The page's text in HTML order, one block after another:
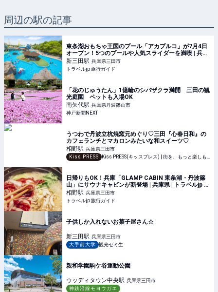
周辺の駅の記事
東条湖おもちゃ王国のプール「アカプルコ」が7月4日
オープン！5つのプールや人気スライダーを満喫 | 兵庫
県 | トラベルjp 旅行ガイド
新三田駅 兵庫県三田市
トラベルjp 旅行ガイド
「花のじゅうたん」1億輪のシバザクラ満開 三田の観
光庭園 ペットも入場OK
南矢代駅 兵庫県丹波篠山市
神戸新聞NEXT
うつわで丹波立杭焼窯元めぐり♡三田『心春日和』の
カフェランチとマカロンみたいな和スイーツ♡
相野駅 兵庫県三田市
Kiss PRESS
日帰りもOK！兵庫「GLAMP CABIN 東条湖・丹波篠
山」にサウナキャビンが新登場 | 兵庫県 | トラベルjp 旅
行ガイド
相野駅 兵庫県三田市
トラベルjp 旅行ガイド
子供しか入れないお菓子屋さん☆
新三田駅 兵庫県三田市
大手前大学
観光ゼミ生
親和学園駒ケ谷運動公園
ウッディタウン中央駅 兵庫県三田市
神鉄沿線モヨウガエ